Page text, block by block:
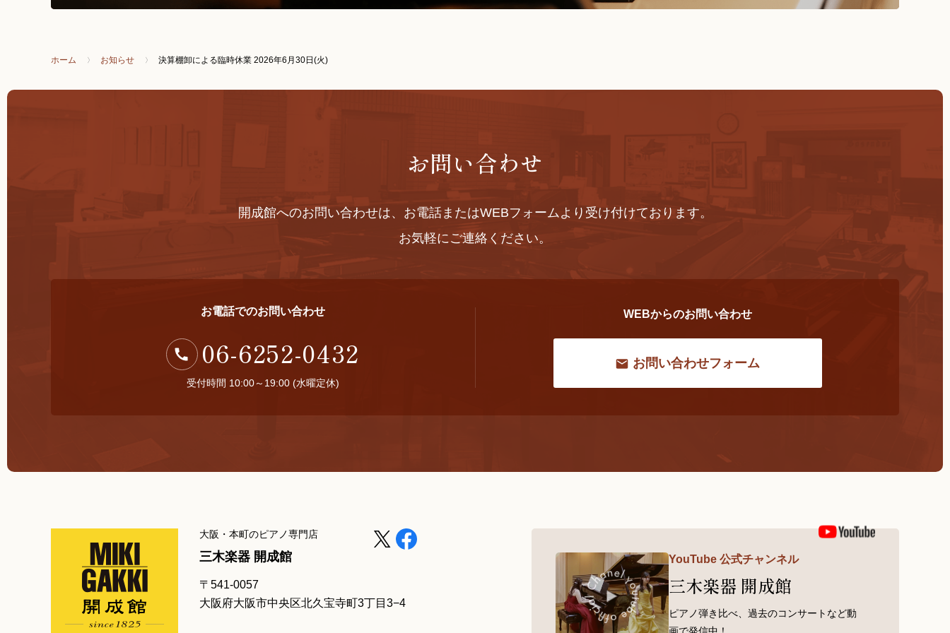
ホーム お知らせ 決算棚卸による臨時休業 2026年6月30日(火)
お問い合わせ
開成館へのお問い合わせは、お電話またはWEBフォームより受け付けております。
お気軽にご連絡ください。
お電話でのお問い合わせ
06-6252-0432
受付時間 10:00～19:00 (水曜定休)
WEBからのお問い合わせ
お問い合わせフォーム
大阪・本町のピアノ専門店
三木楽器 開成館
〒541-0057
大阪府大阪市中央区北久宝寺町3丁目3−4
YouTube 公式チャンネル
三木楽器 開成館
ピアノ弾き比べ、過去のコンサートなど動